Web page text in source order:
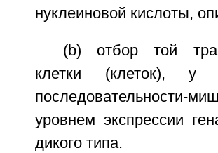
нуклеиновой кислоты,
(b) отбор той
клетки (клеток), у
последовательности-
уровнем экспрессии
дикого типа.